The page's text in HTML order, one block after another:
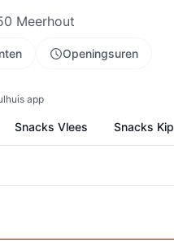
Meerhout
Openingsuren
app
Snacks Vlees Snacks Kip